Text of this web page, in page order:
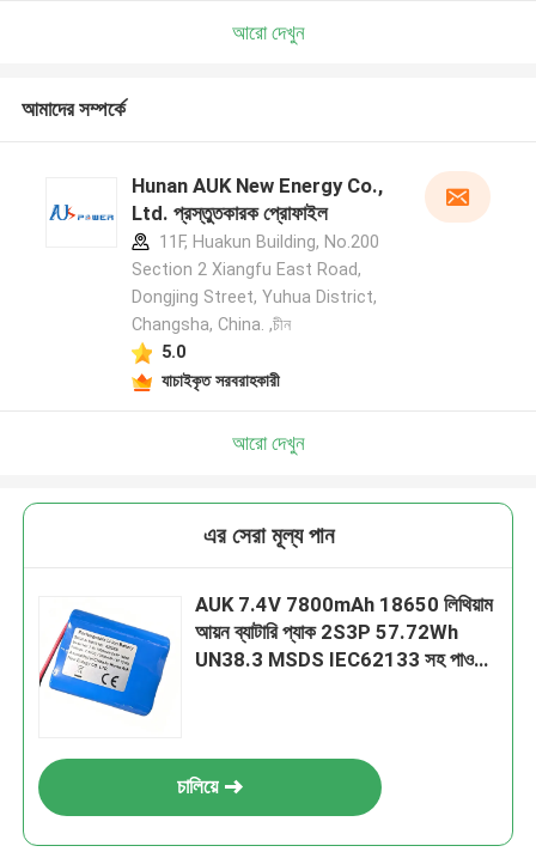
আরো দেখুন
আমাদের সম্পর্কে
Hunan AUK New Energy Co.,
Ltd. প্রস্তুতকারক প্রোফাইল
11F, Huakun Building, No.200
Section 2 Xiangfu East Road,
Dongjing Street, Yuhua District,
Changsha, China. ,চীন
5.0
যাচাইকৃত সরবরাহকারী
আরো দেখুন
এর সেরা মূল্য পান
AUK 7.4V 7800mAh 18650 লিথিয়াম
আয়ন ব্যাটারি প্যাক 2S3P 57.72Wh
UN38.3 MSDS IEC62133 সহ পাওয়ার
চালিয়ে